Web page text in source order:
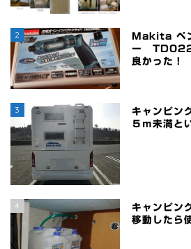
2
Makita ペ
ー
良かった！
3
キャンピン
５ｍ未満と
4
キャンピン
移動したら